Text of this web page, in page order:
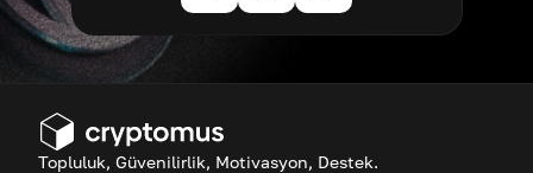
Topluluk, Güvenilirlik, Motivasyon, Destek.